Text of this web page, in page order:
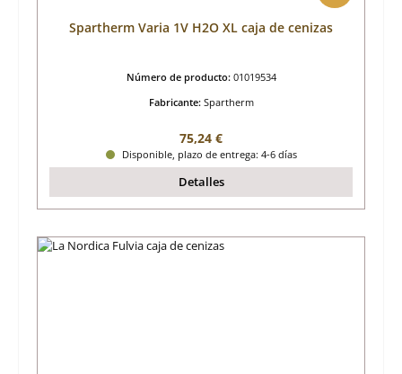
Spartherm Varia 1V H2O XL caja de cenizas
Número de producto: 01019534
Fabricante: Spartherm
Precio normal:
75,24 €
Disponible, plazo de entrega: 4-6 días
Detalles